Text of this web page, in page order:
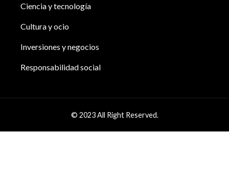
Ciencia y tecnología
Cultura y ocio
Inversiones y negocios
Responsabilidad social
© 2023 All Right Reserved.